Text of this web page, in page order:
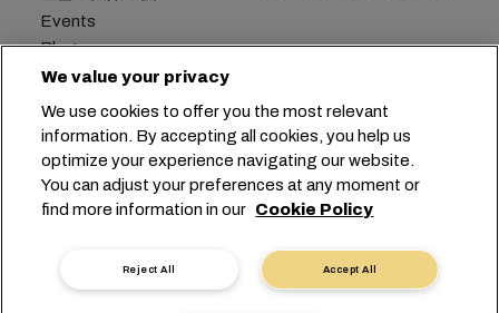
Events
Blog
キャリア
お問い合わせ
メール受信設定
本社： +41 227038888
info@msc.com
Chemin Rieu 12, 1208 Geneva
Switzerland
クッキー設定
データプライバシー
保有個人データの開示請求
利用規約
We value your privacy
We use cookies to offer you the most relevant
information. By accepting all cookies, you help us
optimize your experience navigating our website.
You can adjust your preferences at any moment or
find more information in our Cookie Policy
Accept All
Reject All